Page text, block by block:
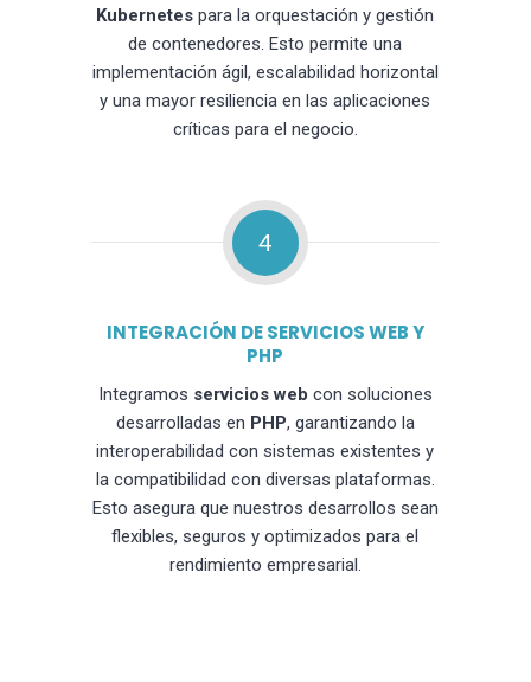
Kubernetes para la orquestación y gestión
de contenedores. Esto permite una
implementación ágil, escalabilidad horizontal
y una mayor resiliencia en las aplicaciones
críticas para el negocio.
4
INTEGRACIÓN DE SERVICIOS WEB Y
PHP
Integramos servicios web con soluciones
desarrolladas en PHP, garantizando la
interoperabilidad con sistemas existentes y
la compatibilidad con diversas plataformas.
Esto asegura que nuestros desarrollos sean
flexibles, seguros y optimizados para el
rendimiento empresarial.